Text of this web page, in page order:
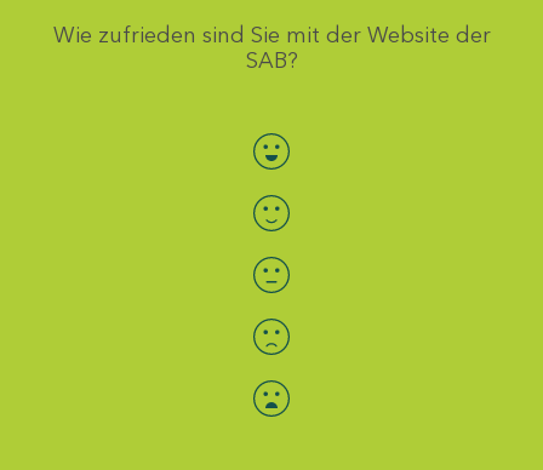
Wie zufrieden sind Sie mit der Website der
SAB?
Bewertung auswählen